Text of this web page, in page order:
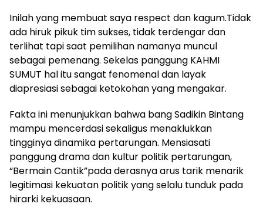
Inilah yang membuat saya respect dan kagum.Tidak
ada hiruk pikuk tim sukses, tidak terdengar dan
terlihat tapi saat pemilihan namanya muncul
sebagai pemenang. Sekelas panggung KAHMI
SUMUT hal itu sangat fenomenal dan layak
diapresiasi sebagai ketokohan yang mengakar.
Fakta ini menunjukkan bahwa bang Sadikin Bintang
mampu mencerdasi sekaligus menaklukkan
tingginya dinamika pertarungan. Mensiasati
panggung drama dan kultur politik pertarungan,
“Bermain Cantik”pada derasnya arus tarik menarik
legitimasi kekuatan politik yang selalu tunduk pada
hirarki kekuasaan.